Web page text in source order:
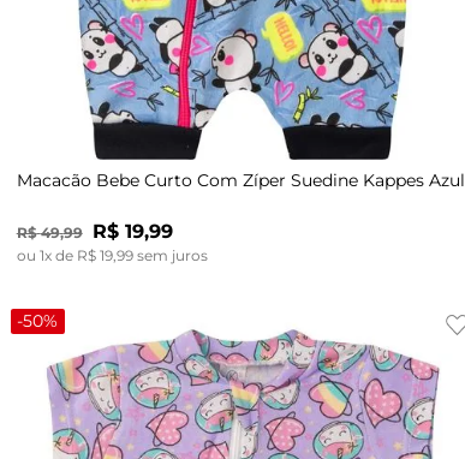
Macacão Bebe Curto Com Zíper Suedine Kappes Azul
R$ 49,99 R$ 19,99
ou 1x de R$ 19, 99sem juros
-50%